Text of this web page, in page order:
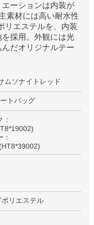
ーションは内装が
素材には高い耐水性
リエステルを、内装
採用。外観には光
だオリジナルテー
ムソナイトレッド
トバッグ
リエステル